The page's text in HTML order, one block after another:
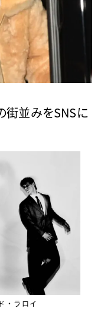
街並みをSNSに
・ラロイ